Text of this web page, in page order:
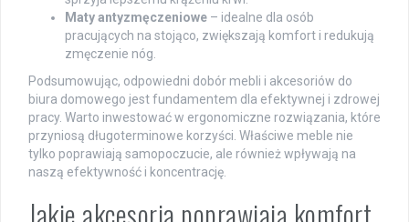
Maty antyzmęczeniowe – idealne dla osób
pracujących na stojąco, zwiększają komfort i redukują
zmęczenie nóg.
Podsumowując, odpowiedni dobór mebli i akcesoriów do
biura domowego jest fundamentem dla efektywnej i zdrowej
pracy. Warto inwestować w ergonomiczne rozwiązania, które
przyniosą długoterminowe korzyści. Właściwe meble nie
tylko poprawiają samopoczucie, ale również wpływają na
naszą efektywność i koncentrację.